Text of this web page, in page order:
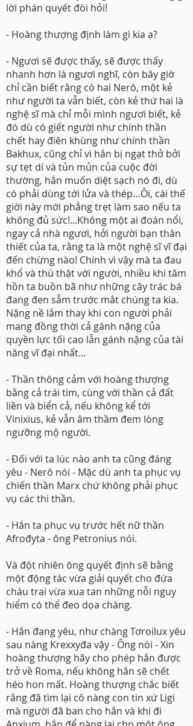
lời phán quyết đòi hỏi!
- Hoàng thượng định làm gì kia ạ?
- Ngươi sẽ được thấy, sẽ được thấy
nhanh hơn là ngươi nghĩ, còn bây giờ
chỉ cần biết rằng có hai Nerô, một kẻ
như người ta vẫn biết, còn kẻ thứ hai là
nghệ sĩ mà chỉ mỗi mình ngươi biết, kẻ
đó dù có giết người như chính thần
chết hay điên khùng như chính thần
Bakhux, cũng chỉ vì hắn bị ngạt thở bởi
sự tẹt dí và tủn mủn của cuộc đời
thường, hắn muốn diệt sạch nó đi, dù
có phải dùng tới lửa và thép…Ôi, cái thế
giời này mới phẳng trẹt làm sao nếu ta
không đủ sức!...Không một ai đoán nổi,
ngay cả nhà ngươi, hởi người bạn thân
thiết của ta, rằng ta là một nghệ sĩ vĩ đại
đến chừng nào! Chính vì vậy mà ta đau
khổ và thú thật với người, nhiều khi tâm
hồn ta buồn bã như những cây trác bá
đang đen sẫm trước mắt chúng ta kia.
Nặng nề lắm thay khi con người phải
mang đồng thời cả gánh nặng của
quyền lực tối cao lẫn gánh nặng của tài
năng vĩ đại nhất…
- Thần thông cảm với hoàng thượng
bằng cả trái tim, cùng với thần cả đất
liền và biển cả, nếu không kể tới
Vinixius, kẻ vẫn âm thầm đem lòng
ngưỡng mộ người.
- Đối với ta lúc nào anh ta cũng đáng
yêu - Nerô nói - Mặc dù anh ta phục vụ
chiến thần Marx chứ không phải phục
vụ các thi thần.
- Hắn ta phục vụ trước hết nữ thần
Afrođyta - ông Petronius nói.
Và đột nhiên ông quyết định sẽ bằng
một động tác vừa giải quyết cho đứa
cháu trai vừa xua tan những nỗi nguy
hiểm có thể đeo dọa chàng.
- Hắn đang yêu, như chàng Tơroilux yêu
sau nàng Krexxyđa vậy - Ông nói - Xin
hoàng thượng hãy cho phép hắn được
trở về Roma, nếu không hắn sẽ chết
héo hon mất. Hoàng thượng chắc biết
rằng đã tìm lại cô nàng con tin xứ Ligi
mà người đã ban cho hắn và khi đi